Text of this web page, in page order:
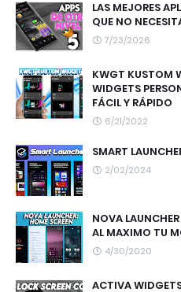
LAS MEJORES
QUE NO
7/23/2026
KWGT KUSTOM
WIDGETS
FÁCIL Y RÁPIDO
6/21/2022
SMART
2/02/2024
NOVA
AL MAXIMO TU
4/30/2020
ACTIVA